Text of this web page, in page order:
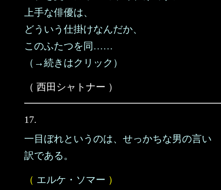
上手な俳優は、
どういう仕掛けなんだか、
このふたつを同……
（→続きはクリック）
（ 西田シャトナー ）
17.
一目ぼれというのは、せっかちな男の言い
訳である。
（ エルケ・ソマー ）